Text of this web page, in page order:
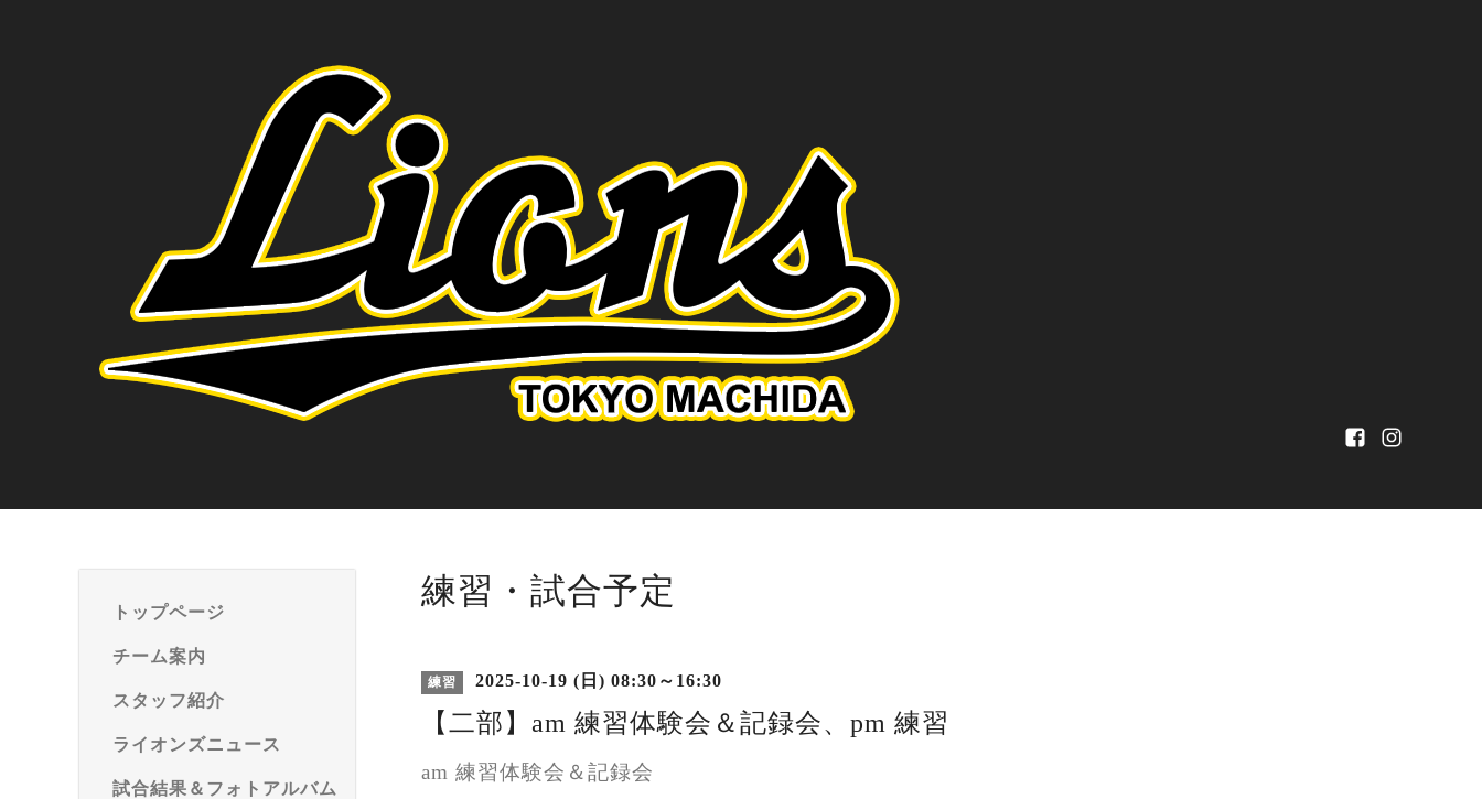
トップページ
チーム案内
スタッフ紹介
ライオンズニュース
試合結果＆フォトアルバム
練習・試合予定
練習 2025-10-19 (日) 08:30～16:30
【二部】am 練習体験会＆記録会、pm 練習
am 練習体験会＆記録会